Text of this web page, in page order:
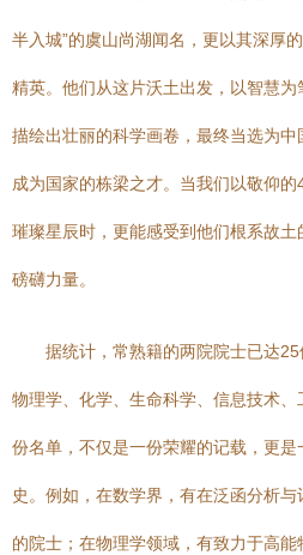
半入城”的虞山尚湖闻名，更以其深厚
精英。他们从这片沃土出发，以智慧
描绘出壮丽的科学画卷，最终当选为中
成为国家的栋梁之才。当我们以敬仰
璀璨星辰时，更能感受到他们根系故
磅礴力量。
据统计，常熟籍的两院院士已达
物理学、化学、生命科学、信息技术
份名单，不仅是一份荣耀的记载，更
史。例如，在数学界，有在泛函分析
的院士；在物理学领域，有致力于高